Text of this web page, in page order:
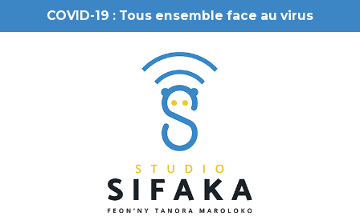
COVID-19 : Tous ensemble face au virus